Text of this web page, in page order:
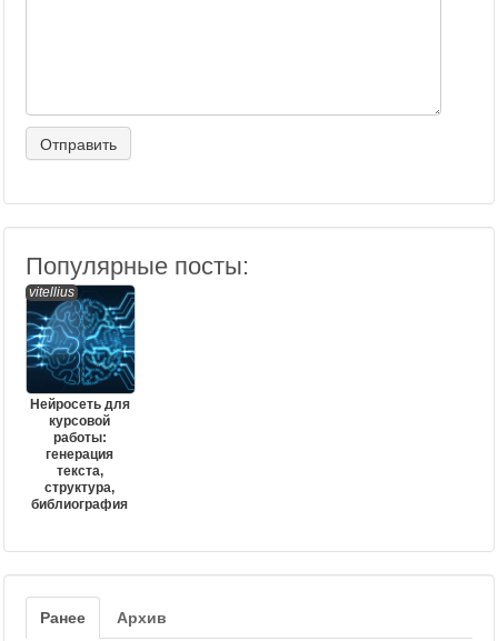
Популярные посты:
vitellius
Нейросеть для
курсовой
работы:
генерация
текста,
структура,
библиография
Ранее Архив